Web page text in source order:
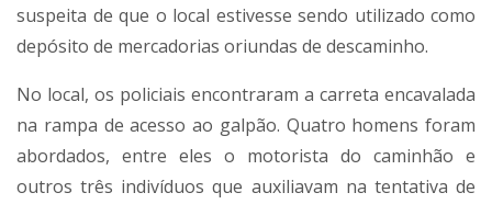
suspeita de que o local estivesse sendo utilizado como
depósito de mercadorias oriundas de descaminho.
No local, os policiais encontraram a carreta encavalada
na rampa de acesso ao galpão. Quatro homens foram
abordados, entre eles o motorista do caminhão e
outros três indivíduos que auxiliavam na tentativa de